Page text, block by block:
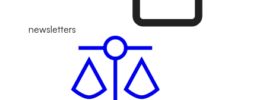
newsletters